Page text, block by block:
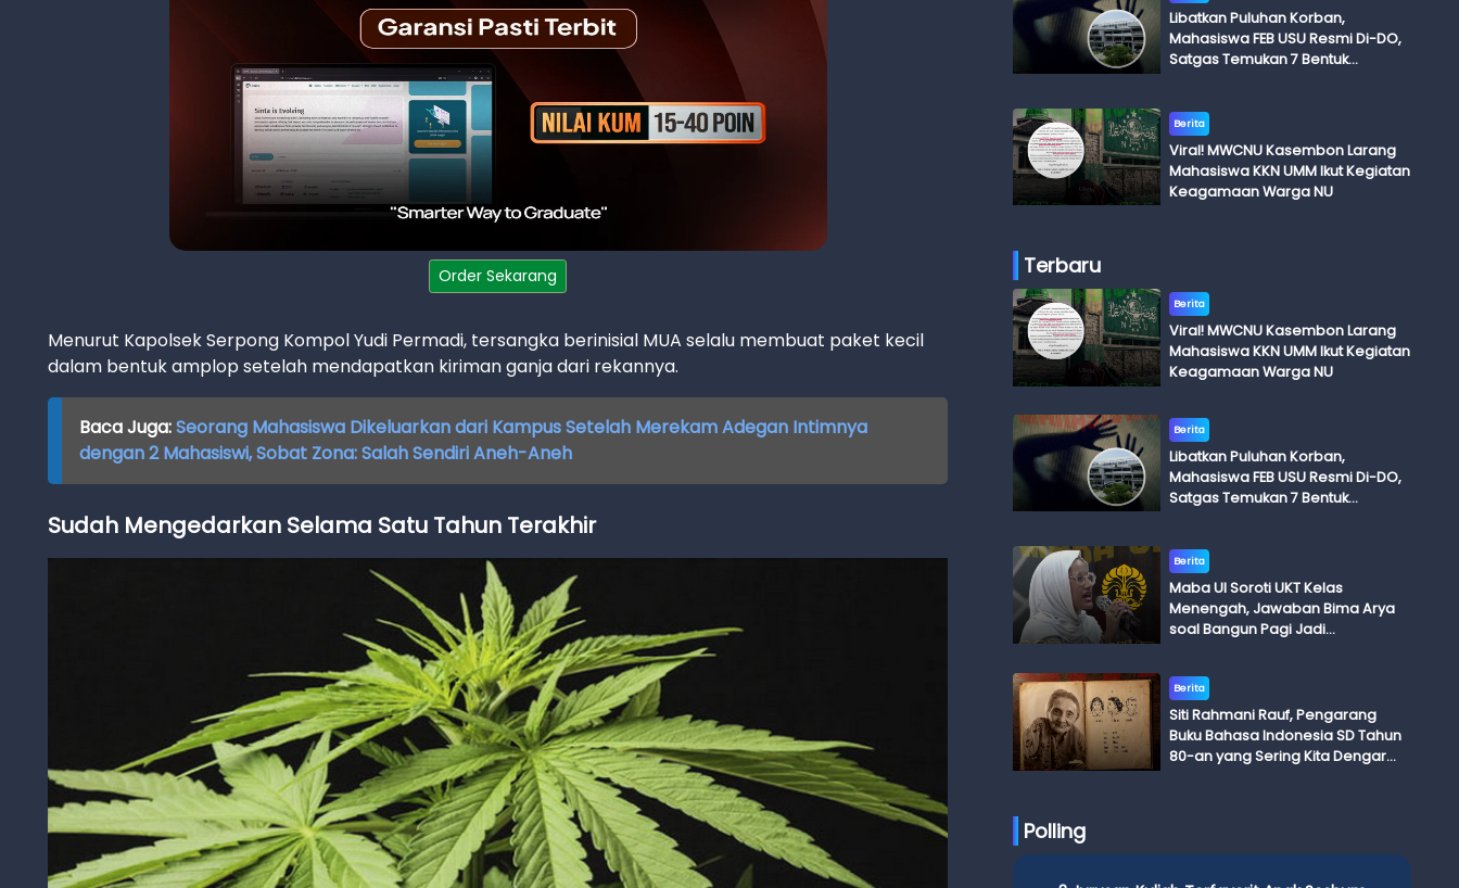
Order Sekarang
Menurut Kapolsek Serpong Kompol Yudi Permadi, tersangka berinisial MUA selalu membuat paket kecil
dalam bentuk amplop setelah mendapatkan kiriman ganja dari rekannya.
Baca Juga:Seorang Mahasiswa Dikeluarkan dari Kampus Setelah Merekam Adegan Intimnya
dengan 2 Mahasiswi, Sobat Zona: Salah Sendiri Aneh-Aneh
Sudah Mengedarkan Selama Satu Tahun Terakhir
Libatkan Puluhan Korban,
Mahasiswa FEB USU Resmi Di-DO,
Satgas Temukan 7 Bentuk
Berita
Viral! MWCNU Kasembon Larang
Mahasiswa KKN UMM Ikut Kegiatan
Keagamaan Warga NU
Terbaru
Berita
Viral! MWCNU Kasembon Larang
Mahasiswa KKN UMM Ikut Kegiatan
Keagamaan Warga NU
Berita
Libatkan Puluhan Korban,
Mahasiswa FEB USU Resmi Di-DO,
Satgas Temukan 7 Bentuk
Berita
Maba UI Soroti UKT Kelas
Menengah, Jawaban Bima Arya
soal Bangun Pagi Jadi
Berita
Siti Rahmani Rauf, Pengarang
Buku Bahasa Indonesia SD Tahun
80-an yang Sering Kita Dengar
Polling